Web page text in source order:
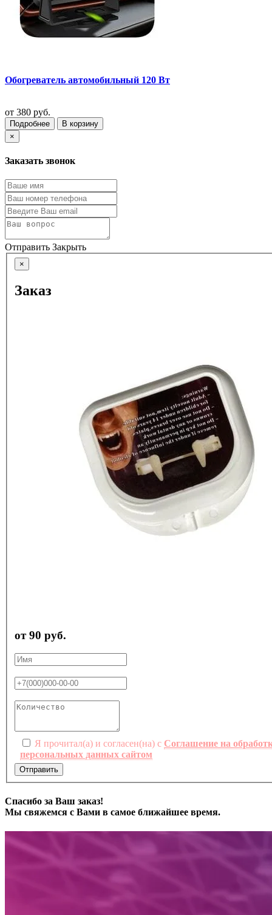
Обогреватель автомобильный 120 Вт
от 380 руб.
Подробнее
В корзину
×
Заказать звонок
Отправить Закрыть
×
Заказ
от 90 руб.
Я прочитал(а) и согласен(на) с Соглашение на
персональных данных сайтом
Отправить
Спасибо за Ваш заказ!
Мы свяжемся с Вами в самое ближайшее время.